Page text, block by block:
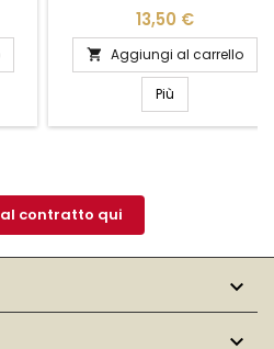
dell'Ordine al Merito della
Repubblica Italiana, dal 2001.
Questo distintivo elegante
rappresenta un simbolo di
riconoscimento per coloro
che hanno dimostrato
eccezionale dedizione e
alta qualità, il nastrino è
perfetto per essere
indossato con...
13,50 €
 Aggiungi al carrello
Più
contratto qui

